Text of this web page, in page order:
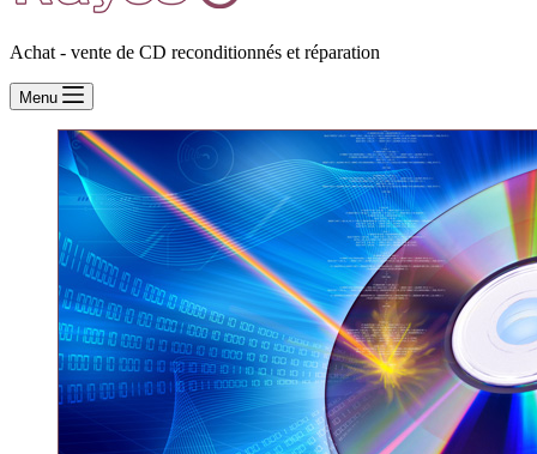
Achat - vente de CD reconditionnés et réparation
Menu